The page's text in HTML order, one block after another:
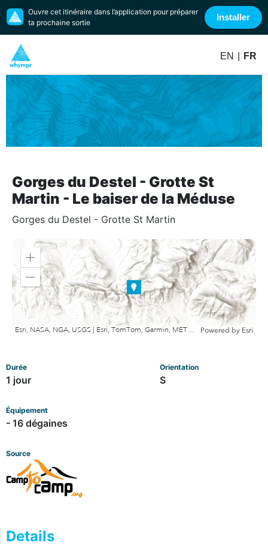
EN FR
Ouvre cet itinéraire dans l’application pour préparer
ta prochaine sortie
Installer
Gorges du Destel - Grotte St
Martin - Le baiser de la Méduse
Gorges du Destel - Grotte St Martin
Zoom
Zoom
out
Esri, NASA, NGA, USGS | Esri, TomTom, Garmin, METI/NASA, USGS Powered by Esri
Durée
1 jour
Orientation
S
Équipement
- 16 dégaines
Source
Details